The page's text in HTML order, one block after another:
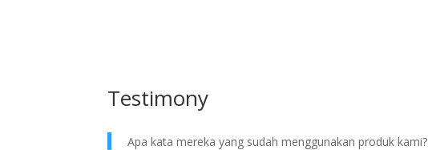
Testimony
Apa kata mereka yang sudah menggunakan produk kami?